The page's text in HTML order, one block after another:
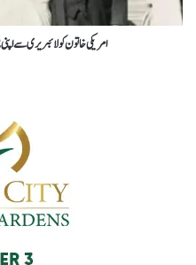
امریکی خاتون کو لائبریری سے اپنی 72سالہ پرانی شادی کی تصویرمل گئی